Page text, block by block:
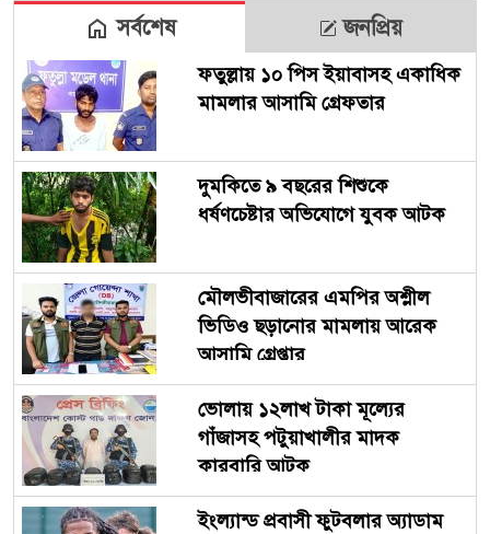
সর্বশেষ জনপ্রিয়
ফতুল্লায় ১০ পিস ইয়াবাসহ একাধিক
মামলার আসামি গ্রেফতার
দুমকিতে ৯ বছরের শিশুকে
ধর্ষণচেষ্টার অভিযোগে যুবক আটক
মৌলভীবাজারের এমপির অশ্লীল
ভিডিও ছড়ানোর মামলায় আরেক
আসামি গ্রেপ্তার
ভোলায় ১২লাখ টাকা মূল্যের
গাঁজাসহ পটুয়াখালীর মাদক
কারবারি আটক
ইংল্যান্ড প্রবাসী ফুটবলার অ্যাডাম